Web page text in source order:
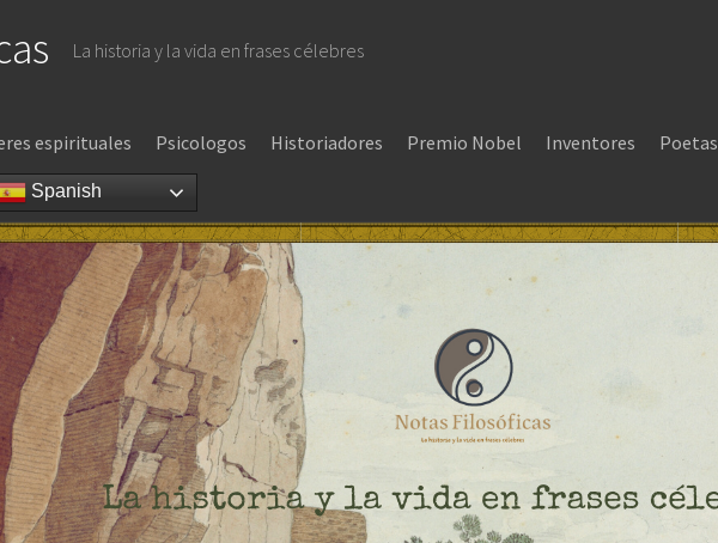
La historia y la vida en frases célebres
espirituales Psicologos Historiadores Premio Nobel Inventores Poetas
Spanish